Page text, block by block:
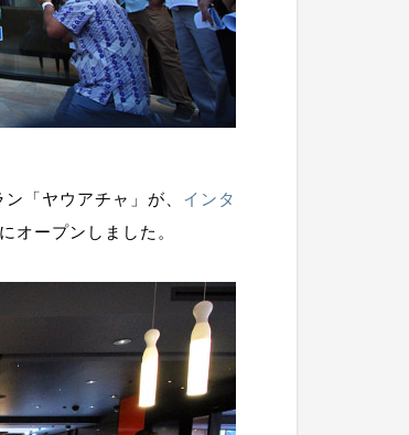
「ヤウアチャ」が、 インタ
オープンしました。